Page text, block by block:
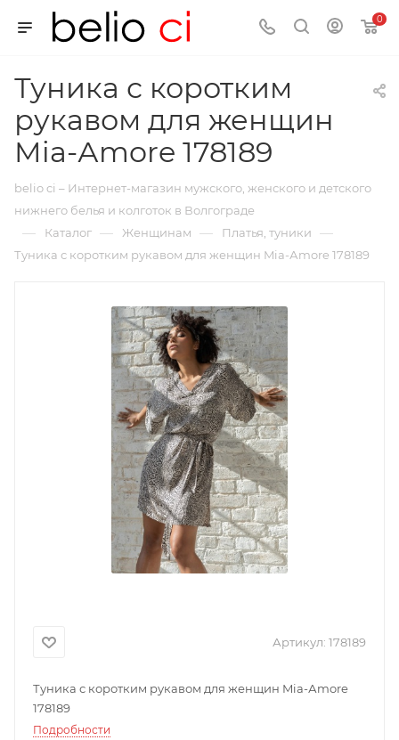
0
Туника с коротким
рукавом для женщин
Mia-Аmore 178189
belio ci – Интернет-магазин мужского, женского и детского
нижнего белья и колготок в Волгограде
— Каталог — Женщинам — Платья, туники —
Туника с коротким рукавом для женщин Mia-Аmore 178189
Артикул: 178189
Туника с коротким рукавом для женщин Mia-Аmore
178189
Подробности